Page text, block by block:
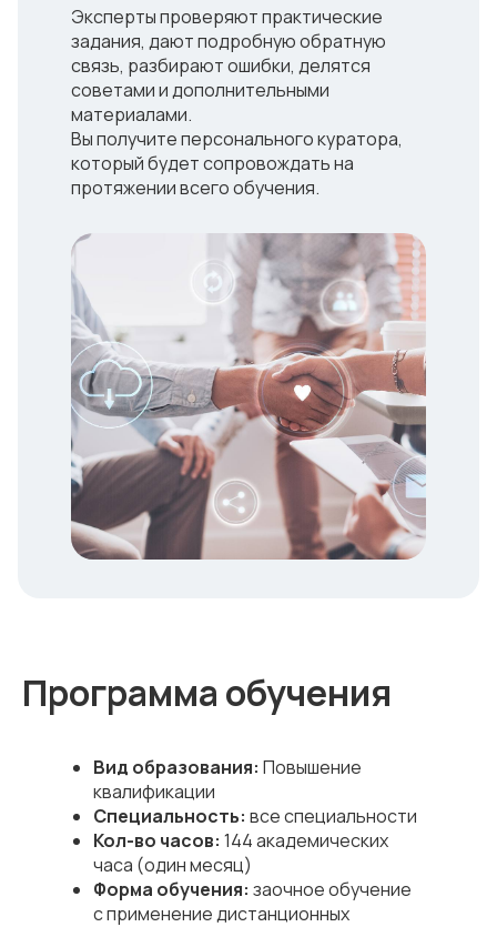
Эксперты проверяют практические
задания, дают подробную обратную
связь, разбирают ошибки, делятся
советами и дополнительными
материалами.
Вы получите персонального куратора,
который будет сопровождать на
протяжении всего обучения.
Программа обучения
Вид образования: Повышение
квалификации
Специальность: все специальности
Кол-во часов: 144 академических
часа (один месяц)
Форма обучения: заочное обучение
с применение дистанционных